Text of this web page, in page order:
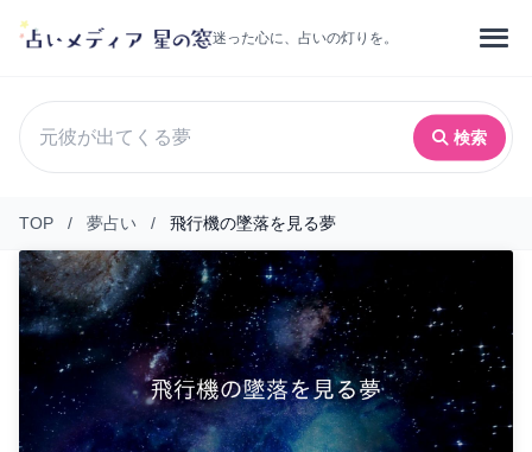
迷った心に、占いの灯りを。
検索
TOP / 夢占い / 飛行機の墜落を見る夢